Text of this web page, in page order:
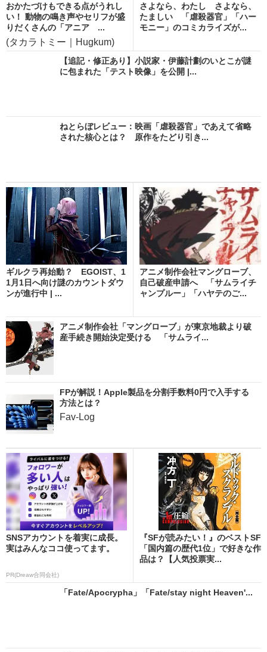
おかたづけもできる点がうれし
い！ 動物の鳴き声やセリフが盛
りだくさんの「アニア ...
(タカラトミー｜Hugkum)
さよなら、わたし さよなら、
たましい 「虐殺器官」「ハー
モニー」のコミカライズが...
【追記・修正あり】小説家・伊藤計劃のいとこが謎
に包まれた「テスト映像」を公開 |...
ねとらぼレビュー：映画「虐殺器官」であえて省略
された核心とは？ 原作をたどり引き...
ギルクラ再始動？ EGOIST、1
1月1日へ向け謎のカウントダウ
ンが進行中 | ...
アニメ制作会社マングローブ、
自己破産申請へ 「サムライチ
ャンプルー」「ハヤテのご...
アニメ制作会社「マングローブ」が東京地裁より破
産手続き開始決定受ける 「サムライ...
FPが解説！Apple製品を分割手数料0円で入手する
方法とは？
Fav-Log
SNSアカウントを着実に成長。
実はみんなココ使ってます。
PR(Dreaw合同会社)
『SFが読みたい！』のベストSF
「国内篇の歴代1位」で好きな作
品は？【人気投票実...
「Fate/Apocrypha」「Fate/stay night Heaven'...